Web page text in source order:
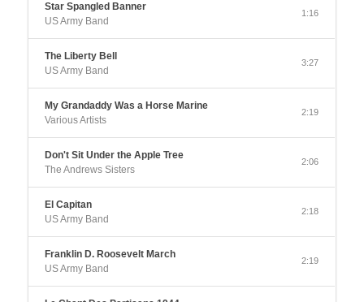
Star Spangled Banner
US Army Band
1:16
The Liberty Bell
US Army Band
3:27
My Grandaddy Was a Horse Marine
Various Artists
2:19
Don't Sit Under the Apple Tree
The Andrews Sisters
2:06
El Capitan
US Army Band
2:18
Franklin D. Roosevelt March
US Army Band
2:19